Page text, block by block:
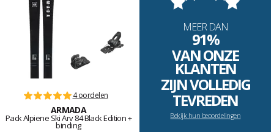
4 oordelen
ARMADA
Pack Alpiene Ski Arv 84 Black Edition +
binding
MEER DAN
91%
VAN ONZE
KLANTEN
ZIJN VOLLEDIG
TEVREDEN
Bekijk hun beoordelingen